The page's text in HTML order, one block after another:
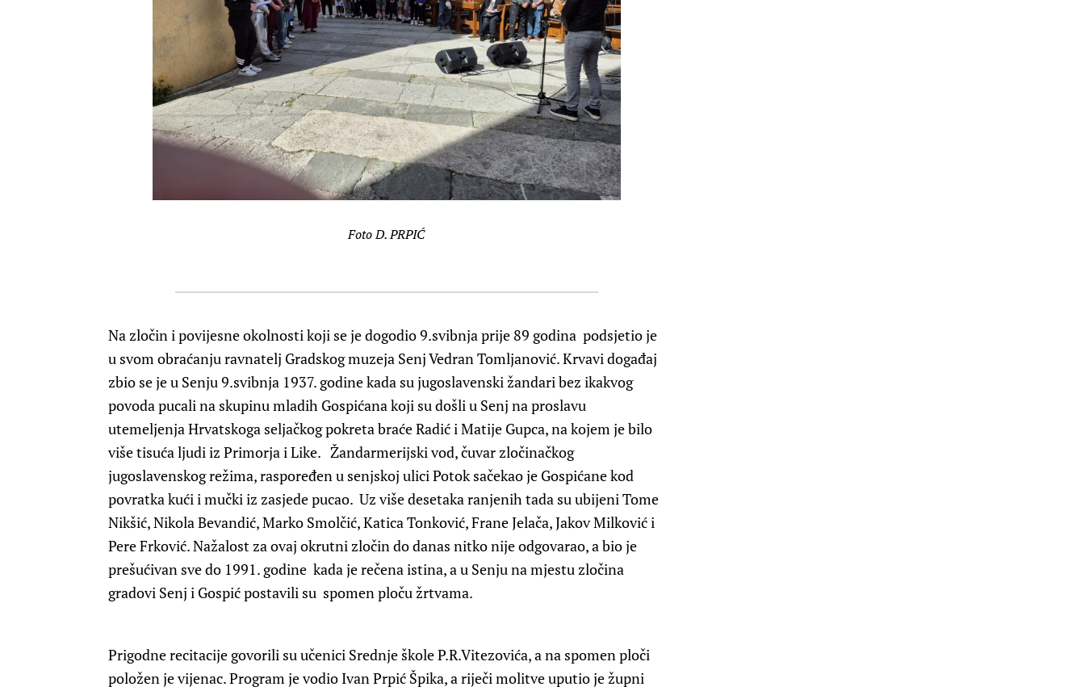
Foto D. PRPIĆ
Na zločin i povijesne okolnosti koji se je dogodio 9.svibnja prije 89 godina podsjetio je
u svom obraćanju ravnatelj Gradskog muzeja Senj Vedran Tomljanović. Krvavi događaj
zbio se je u Senju 9.svibnja 1937. godine kada su jugoslavenski žandari bez ikakvog
povoda pucali na skupinu mladih Gospićana koji su došli u Senj na proslavu
utemeljenja Hrvatskoga seljačkog pokreta braće Radić i Matije Gupca, na kojem je bilo
više tisuća ljudi iz Primorja i Like. Žandarmerijski vod, čuvar zločinačkog
jugoslavenskog režima, raspoređen u senjskoj ulici Potok sačekao je Gospićane kod
povratka kući i mučki iz zasjede pucao. Uz više desetaka ranjenih tada su ubijeni Tome
Nikšić, Nikola Bevandić, Marko Smolčić, Katica Tonković, Frane Jelača, Jakov Milković i
Pere Frković. Nažalost za ovaj okrutni zločin do danas nitko nije odgovarao, a bio je
prešućivan sve do 1991. godine kada je rečena istina, a u Senju na mjestu zločina
gradovi Senj i Gospić postavili su spomen ploču žrtvama.
Prigodne recitacije govorili su učenici Srednje škole P.R.Vitezovića, a na spomen ploči
položen je vijenac. Program je vodio Ivan Prpić Špika, a riječi molitve uputio je župni